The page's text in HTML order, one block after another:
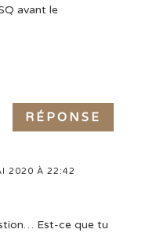
avant le
RÉPONSE
2020 À 22:42
Est-ce que tu